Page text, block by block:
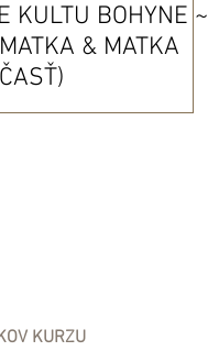
KULTU BOHYNE ~
& MATKA
KURZU